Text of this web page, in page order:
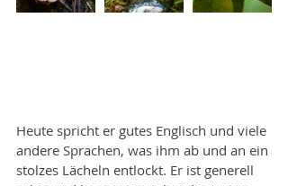
Heute spricht er gutes Englisch und viele
andere Sprachen, was ihm ab und an ein
stolzes Lächeln entlockt. Er ist generell